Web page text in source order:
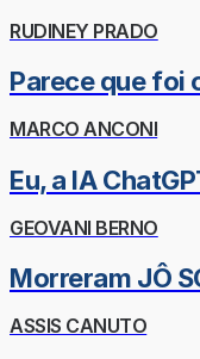
RUDINEY PRADO
Parece que foi
MARCO ANCONI
Eu, a IA
GEOVANI BERNO
Morreram JÔ
ASSIS CANUTO